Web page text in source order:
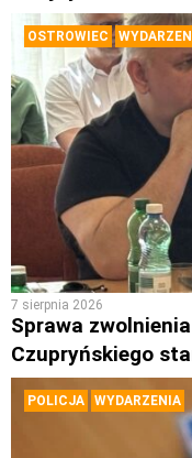
OSTROWIEC
7 sierpnia 2026
Sprawa
Czupryńskiego
POLICJA WYDARZENIA